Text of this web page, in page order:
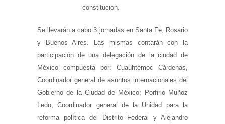
constitución.
Se llevarán a cabo 3 jornadas en Santa Fe, Rosario
y Buenos Aires. Las mismas contarán con la
participación de una delegación de la ciudad de
México compuesta por: Cuauhtémoc Cárdenas,
Coordinador general de asuntos internacionales del
Gobierno de la Ciudad de México; Porfirio Muñoz
Ledo, Coordinador general de la Unidad para la
reforma política del Distrito Federal y Alejandro